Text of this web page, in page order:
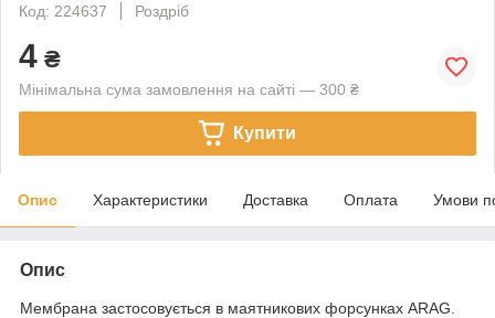
Код: 224637
Роздріб
4 ₴
Мінімальна сума замовлення на сайті — 300 ₴
Купити
Опис Характеристики Доставка Оплата Умови
Опис
Мембрана застосовується в маятникових форсунках ARAG.